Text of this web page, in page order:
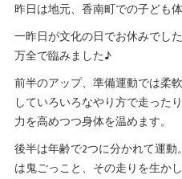
昨日は地元、香南町での子ども
一昨日が文化の日でお休みでし
万全で臨みました♪
前半のアップ、準備運動では柔
していろいろなやり方で走った
力を高めつつ身体を温めます。
後半は年齢で2つに分かれて運
は鬼ごっこと、その走りを生か